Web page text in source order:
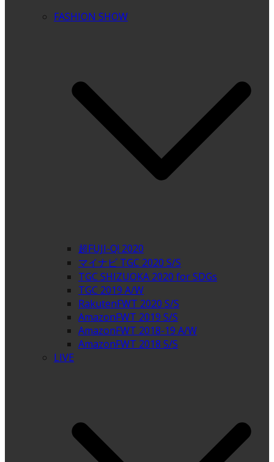
FASHION SHOW
超FUJI-Q! 2020
マイナビ TGC 2020 S/S
TGC SHIZUOKA 2020 for SDGs
TGC 2019 A/W
RakutenFWT 2020 S/S
AmazonFWT 2019 S/S
AmazonFWT 2018-19 A/W
AmazonFWT 2018 S/S
LIVE